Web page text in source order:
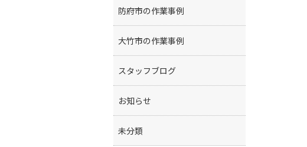
防府市の作業事例
大竹市の作業事例
スタッフブログ
お知らせ
未分類